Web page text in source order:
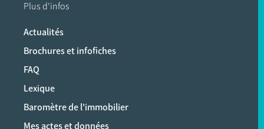
Plus d'infos
Actualités
Brochures et infofiches
FAQ
Lexique
Baromètre de l'immobilier
Mes actes et données